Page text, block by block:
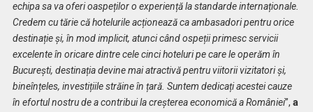
echipa sa va oferi oaspeților o experiență la standarde internaționale.
Credem cu tărie că hotelurile acționează ca ambasadori pentru orice
destinație și, în mod implicit, atunci când ospeții primesc servicii
excelente în oricare dintre cele cinci hoteluri pe care le operăm în
București, destinația devine mai atractivă pentru viitorii vizitatori și,
bineînțeles, investițiile străine în țară. Suntem dedicați acestei cauze
în efortul nostru de a contribui la creșterea economică a României”, a